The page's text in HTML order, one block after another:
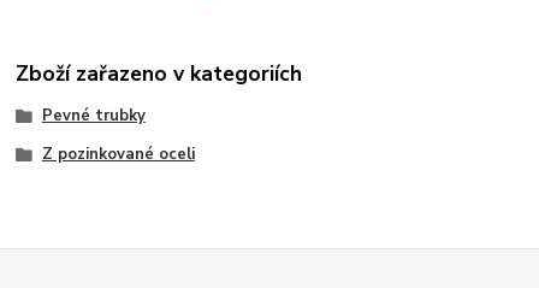
Zboží zařazeno v kategoriích
Pevné trubky
Z pozinkované oceli